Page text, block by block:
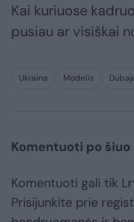
Kai kuriuose
pusiau ar visiškai
Ukraina Modelis
Komentuoti po
Komentuoti gali tik
Prisijunkite prie